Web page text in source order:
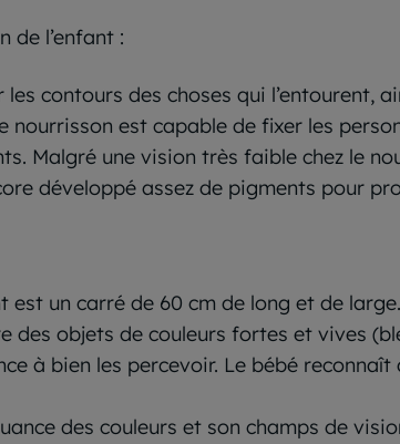
de l’enfant :
contours des choses qui l’entourent,
est capable de fixer les
Malgré une vision très faible chez le
développé assez de pigments pour
est un carré de 60 cm de long et de
des objets de couleurs fortes et vives
à bien les percevoir. Le bébé reconnaît
des couleurs et son champs de